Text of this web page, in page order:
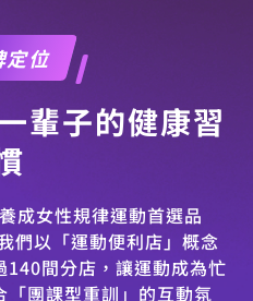
定位
輩子的健康習
成女性規律運動首選品
們以「運動便利店」概念
間分店，讓運動成為忙
團課型重訓」的互動氛